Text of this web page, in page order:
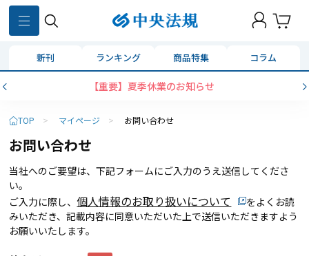
新刊 ランキング 商品特集 コラム
【重要】夏季休業のお知らせ
TOP > マイページ > お問い合わせ
お問い合わせ
当社へのご要望は、下記フォームにご入力のうえ送信してくださ
い。
ご入力に際し、 個人情報のお取り扱いについて
をよくお読
みいただき、記載内容に同意いただいた上で送信いただきますよう
お願いいたします。